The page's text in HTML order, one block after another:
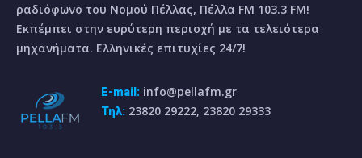
ραδιόφωνο του Νομού Πέλλας, Πέλλα FM 103.3 FM!
Εκπέμπει στην ευρύτερη περιοχή με τα τελειότερα
μηχανήματα. Ελληνικές επιτυχίες 24/7!
E-mail: info@pellafm.gr
Τηλ: 23820 29222, 23820 29333